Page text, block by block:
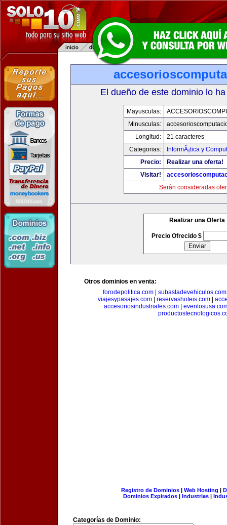
El dueño de este dominio lo
Mayusculas:
Minusculas:
Longitud:
21 caracteres
Categorias:
InformÃ¡tica y
Precio:
Realizar una oferta!
Visitar!
Serán consideradas
Realizar una Oferta
Precio Ofrecido $
Otros dominios en venta:
forodepolitica.com| subastadevehiculos.com
viajesypasajes.com
reservashoteis.com
accesoriosindustriales.com
Registro de Dominios| Web Hosting |
Dominios Expirados | Industrias |
Categorías de Dominio: